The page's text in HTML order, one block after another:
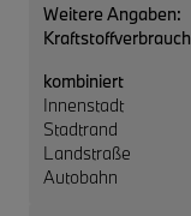
Weitere Angaben:
Kraftstoffverbrauch
kombiniert
Innenstadt
Stadtrand
Landstraße
Autobahn